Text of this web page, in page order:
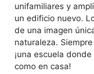
unifamiliares y
un edificio nuevo.
de una imagen
naturaleza.
¡una escuela
como en casa!